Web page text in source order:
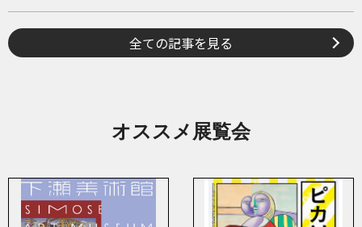
全ての記事を見る
オススメ展覧会